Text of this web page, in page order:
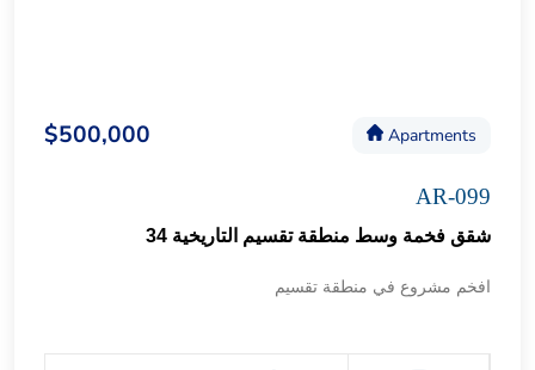
Apartments
$500,000
AR-099
شقق فخمة وسط منطقة تقسيم التاريخية 34
افخم مشروع في منطقة تقسيم